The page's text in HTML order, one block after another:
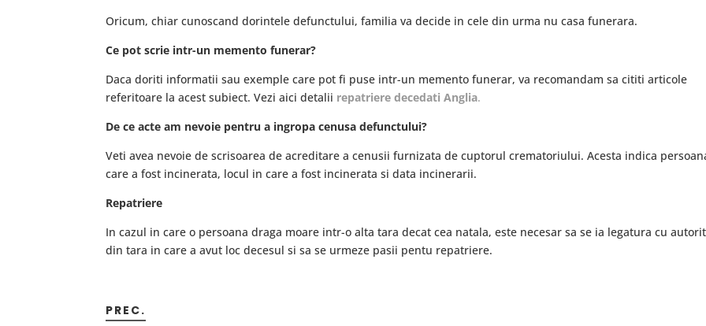
Oricum, chiar cunoscand dorintele defunctului, familia va decide in cele din urma nu casa funerara.
Ce pot scrie intr-un memento funerar?
Daca doriti informatii sau exemple care pot fi puse intr-un memento funerar, va recomandam sa cititi articole
referitoare la acest subiect. Vezi aici detalii repatriere decedati Anglia.
De ce acte am nevoie pentru a ingropa cenusa defunctului?
Veti avea nevoie de scrisoarea de acreditare a cenusii furnizata de cuptorul crematoriului. Acesta indica
care a fost incinerata, locul in care a fost incinerata si data incinerarii.
Repatriere
In cazul in care o persoana draga moare intr-o alta tara decat cea natala, este necesar sa se ia legatura cu
din tara in care a avut loc decesul si sa se urmeze pasii pentu repatriere.
PREC.